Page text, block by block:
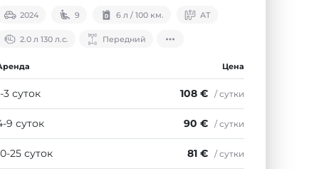
2024 9 6 л / 100 км. АТ
2.0 л 130 л.с. Передний
Цена
3 суток 108 € / сутки
9 суток 90 € / сутки
25 суток 81 € / сутки